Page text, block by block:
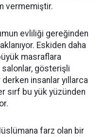
vermemiştir.
evliliği gereğinden
Eskiden daha
masraflara
salonlar, gösterişli
insanlar yıllarca
sırf bu yük yüzünden
farz olan bir